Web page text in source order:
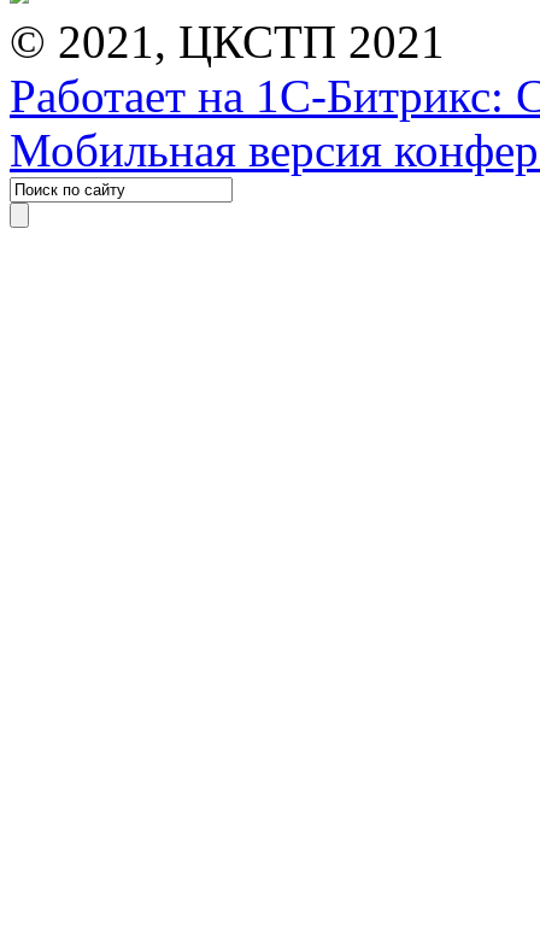
© 2021, ЦКСТП 2021
Работает на 1С-Битрикс:
Мобильная версия